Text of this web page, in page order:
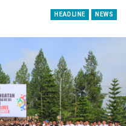
HEADLINE NEWS